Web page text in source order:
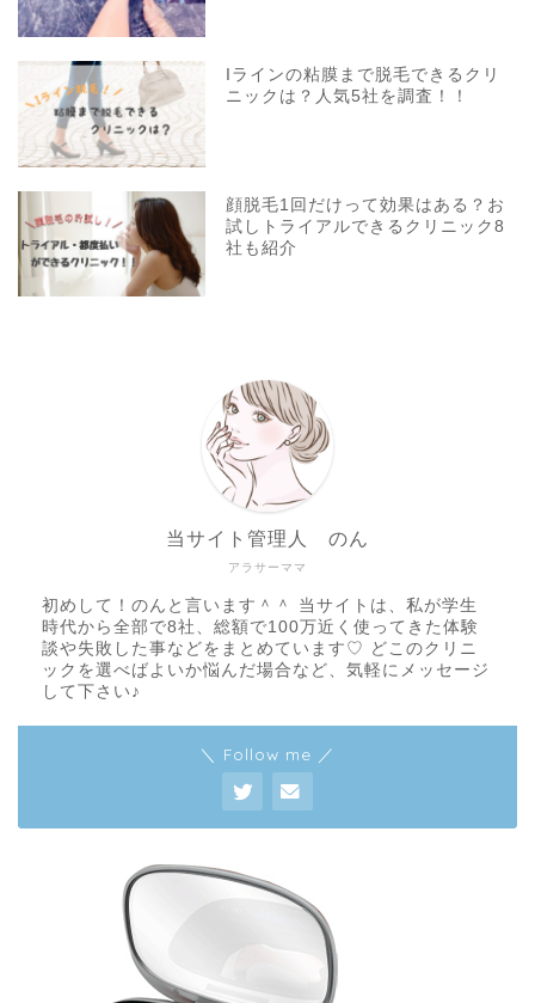
Iラインの粘膜まで脱毛できるクリ
ニックは？人気5社を調査！！
顔脱毛1回だけって効果はある？お
試しトライアルできるクリニック8
社も紹介
アラサーママ
当サイト管理人 のん
初めして！のんと言います＾＾ 当サイトは、私が学生
時代から全部で8社、総額で100万近く使ってきた体験
談や失敗した事などをまとめています♡ どこのクリニ
ックを選べばよいか悩んだ場合など、気軽にメッセージ
して下さい♪
＼ Follow me ／